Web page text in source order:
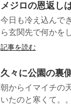
メジロの恩返し
今日も冷え込んで
ら玄関先で何かを
記事を読む
久々に公園の裏
朝からイマイチの
いたのと寒くて。